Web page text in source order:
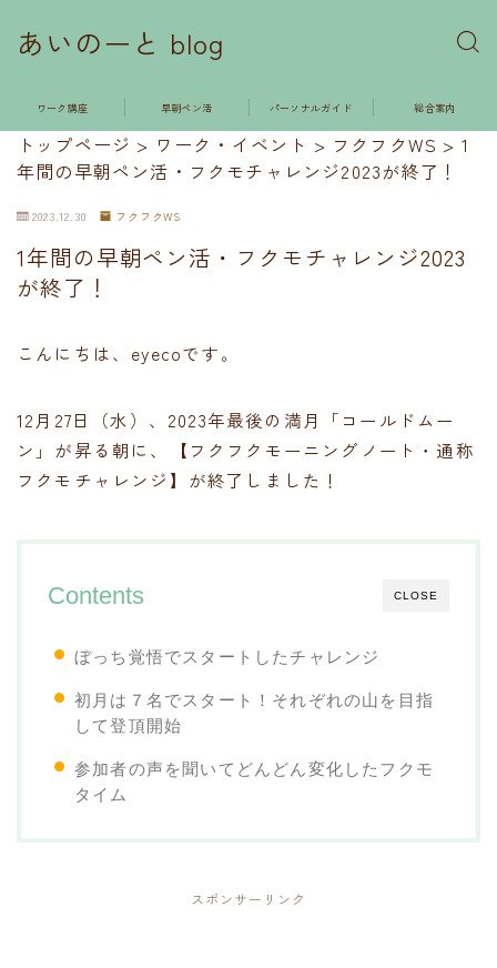
あいのーと blog
ワーク講座 早朝ペン活 パーソナルガイド 総合案内
トップページ > ワーク・イベント > フクフクWS > 1
年間の早朝ペン活・フクモチャレンジ2023が終了！
2023.12.30 フクフクWS
1年間の早朝ペン活・フクモチャレンジ2023
が終了！
こんにちは、eyecoです。
12月27日（水）、2023年最後の満月「コールドムー
ン」が昇る朝に、【フクフクモーニングノート・通称
フクモチャレンジ】が終了しました！
CLOSE
Contents
ぼっち覚悟でスタートしたチャレンジ
初月は７名でスタート！それぞれの山を目指
して登頂開始
参加者の声を聞いてどんどん変化したフクモ
タイム
スポンサーリンク